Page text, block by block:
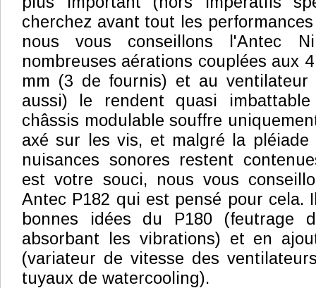
cherchez avant tout les
nous vous conseillons l'Antec
nombreuses aérations couplées aux
mm (3 de fournis) et au ventilateur
aussi) le rendent quasi
châssis modulable souffre
axé sur les vis, et malgré la pléiade
nuisances sonores restent
est votre souci, nous vous
Antec P182 qui est pensé pour cela.
bonnes idées du P180 (feutrage
absorbant les vibrations) et en
(variateur de vitesse des
tuyaux de watercooling).